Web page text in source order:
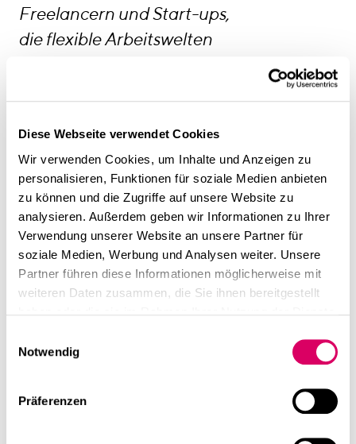
Diese Webseite verwendet Cookies
Wir verwenden Cookies, um Inhalte und Anzeigen zu
personalisieren, Funktionen für soziale Medien anbieten
zu können und die Zugriffe auf unsere Website zu
analysieren. Außerdem geben wir Informationen zu Ihrer
Verwendung unserer Website an unsere Partner für
soziale Medien, Werbung und Analysen weiter. Unsere
Partner führen diese Informationen möglicherweise mit
weiteren Daten zusammen, die Sie ihnen bereitgestellt
Notwendig
Präferenzen
Freelancern und Start-ups,
die flexible Arbeitswelten
Konzernen nach agilen,
inspirierenden
Arbeitswelten für ihre
Mitarbeiter.
Carola Puchner